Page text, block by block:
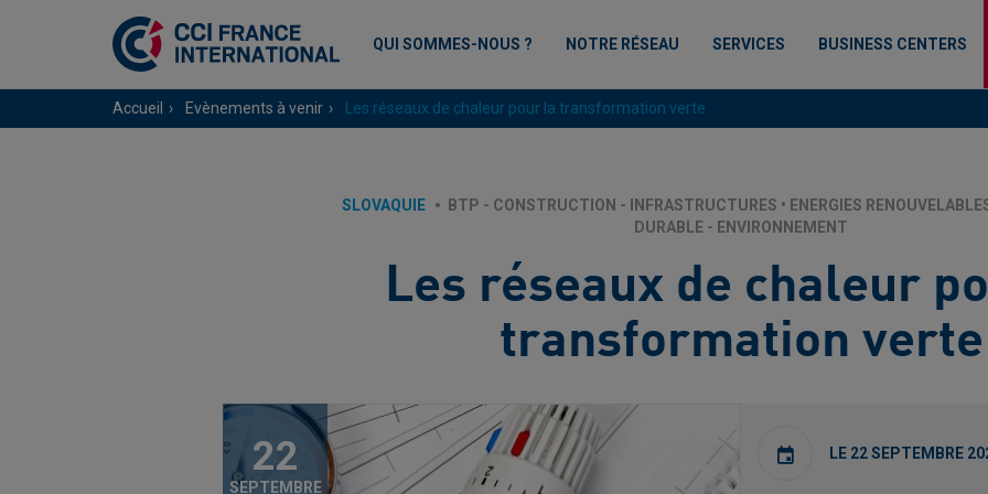
QUI SOMMES-NOUS ? NOTRE RÉSEAU SERVICES BUSINESS CENTERS
Accueil Evènements à venir Les réseaux de chaleur pour la transformation verte
SLOVAQUIE BTP - CONSTRUCTION - INFRASTRUCTURES • ENERGIES
DURABLE - ENVIRONNEMENT
Les réseaux de chaleur
transformation verte
22
SEPTEMBRE
LE 22 SEPTEMBRE